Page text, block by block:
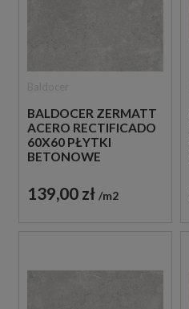
BALDOCER ZERMATT
ACERO RECTIFICADO
60X60 PŁYTKI
BETONOWE
139,00 zł m2